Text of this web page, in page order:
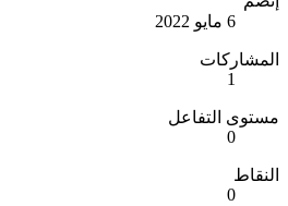
6 مايو 2022
المشاركات
1
مستوى التفاعل
0
النقاط
0